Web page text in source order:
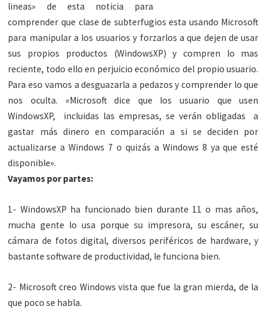
lineas» de esta noticia para
comprender que clase de subterfugios esta usando Microsoft
para manipular a los usuarios y forzarlos a que dejen de usar
sus propios productos (WindowsXP) y compren lo mas
reciente, todo ello en perjuicio económico del propio usuario.
Para eso vamos a desguazarla a pedazos y comprender lo que
nos oculta. «Microsoft dice que los usuario que usen
WindowsXP, incluidas las empresas, se verán obligadas a
gastar más dinero en comparación a si se deciden por
actualizarse a Windows 7 o quizás a Windows 8 ya que esté
disponible».
Vayamos por partes:
1- WindowsXP ha funcionado bien durante 11 o mas años,
mucha gente lo usa porque su impresora, su escáner, su
cámara de fotos digital, diversos periféricos de hardware, y
bastante software de productividad, le funciona bien.
2- Microsoft creo Windows vista que fue la gran mierda, de la
que poco se habla.